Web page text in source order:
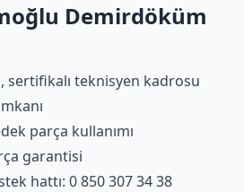
Demirdöküm
sertifikalı teknisyen kadrosu
parça kullanımı
garantisi
hattı: 0 850 307 34 38